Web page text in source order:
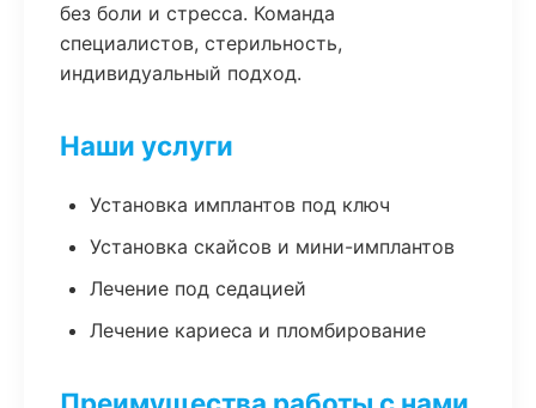
без боли и стресса. Команда
специалистов, стерильность,
индивидуальный подход.
Наши услуги
Установка имплантов под ключ
Установка скайсов и мини-имплантов
Лечение под седацией
Лечение кариеса и пломбирование